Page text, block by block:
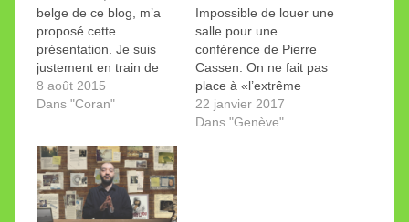
belge de ce blog, m’a
proposé cette
présentation. Je suis
justement en train de
lire ce livre et je la
rejoins pleinement dans
paroles de Mustapha
Kemal Ataturk qui
avaient d'abord pu me
choquer : «L'islam,
8 août 2015
Dans "Coran"
Impossible de louer une
salle pour une
conférence de Pierre
Cassen. On ne fait pas
place à «l’extrême
droite». Histoire d’une
quête et de quelques
22 janvier 2017
Dans "Genève"